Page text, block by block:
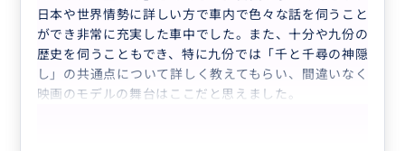
日本や世界情勢に詳しい方で車内で色々な話を伺うこと
ができ非常に充実した車中でした。また、十分や九份の
歴史を伺うこともでき、特に九份では「千と千尋の神隠
し」の共通点について詳しく教えてもらい、間違いなく
映画のモデルの舞台はここだと思えました。